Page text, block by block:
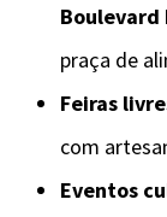
Boulevard
praça de
Feiras
com
Eventos